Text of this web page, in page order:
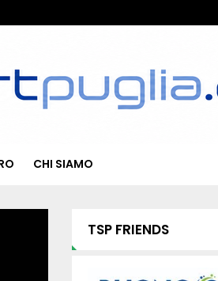
CHI SIAMO
TSP FRIENDS